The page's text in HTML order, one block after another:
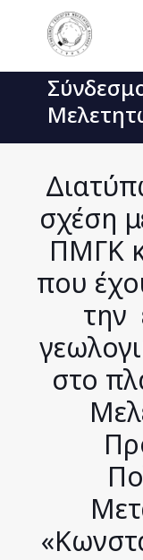
σχέση
ΠΜΓΚ
που
την
στο